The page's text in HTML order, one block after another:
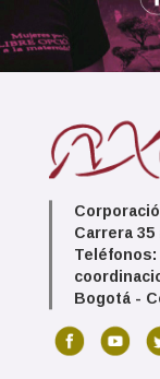
Carrera 35
Teléfonos:
Bogotá -